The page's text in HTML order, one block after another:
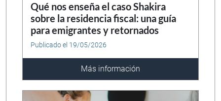
Qué nos enseña el caso Shakira
sobre la residencia fiscal: una guía
para emigrantes y retornados
Publicado el 19/05/2026
Más información